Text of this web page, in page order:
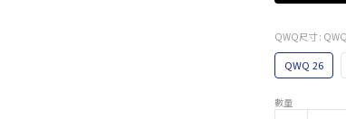
QWQ尺寸 :
QWQ 26
數量